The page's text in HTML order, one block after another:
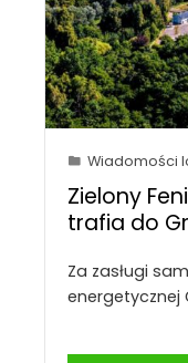
Wiadomości
Zielony
trafia do
Za zasługi
energetycznej